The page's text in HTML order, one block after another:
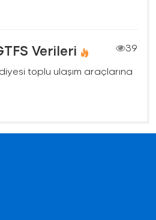
Verileri
39
toplu ulaşım araçlarına